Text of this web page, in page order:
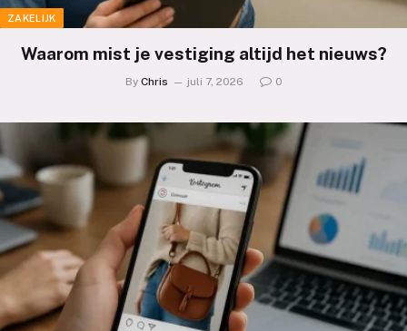
ZAKELIJK
Waarom mist je vestiging altijd het nieuws?
By Chris juli 7, 2026 0